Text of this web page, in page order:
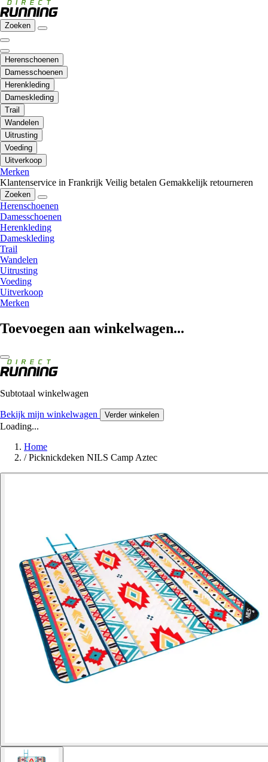
Zoeken
Herenschoenen
Damesschoenen
Herenkleding
Dameskleding
Trail
Wandelen
Uitrusting
Voeding
Uitverkoop
Merken
Klantenservice in Frankrijk Veilig betalen Gemakkelijk retourneren
Zoeken
Herenschoenen
Damesschoenen
Herenkleding
Dameskleding
Trail
Wandelen
Uitrusting
Voeding
Uitverkoop
Merken
Toevoegen aan winkelwagen...
Subtotaal winkelwagen
Bekijk mijn winkelwagen Verder winkelen
Loading...
Home
/ Picknickdeken NILS Camp Aztec